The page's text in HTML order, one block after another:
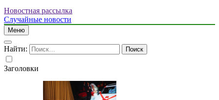
Новостная рассылка
Случайные новости
Меню
Найти:
Заголовки